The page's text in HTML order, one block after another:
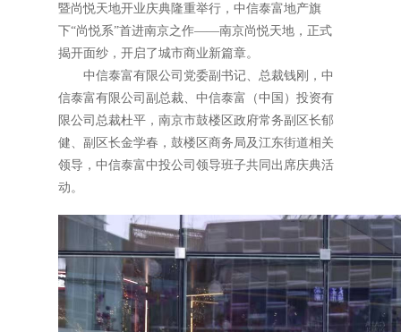
暨尚悦天地开业庆典隆重举行，中信泰富地产旗
下“尚悦系”首进南京之作——南京尚悦天地，正式
揭开面纱，开启了城市商业新篇章。
中信泰富有限公司党委副书记、总裁钱刚，中
信泰富有限公司副总裁、中信泰富（中国）投资有
限公司总裁杜平，南京市鼓楼区政府常务副区长郁
健、副区长金学春，鼓楼区商务局及江东街道相关
领导，中信泰富中投公司领导班子共同出席庆典活
动。